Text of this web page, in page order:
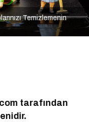
Temizlemenin
tarafından